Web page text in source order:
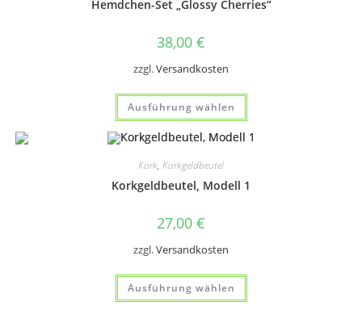
können
Hemdchen-Set „Glossy Cherries“
38,00 €
zzgl.Versandkosten
Ausführung wählen
Dieses
weist
mehrere
Varianten
können
Kork, Korkgeldbeutel
Korkgeldbeutel, Modell 1
27,00 €
zzgl.Versandkosten
Ausführung wählen
Dieses
weist